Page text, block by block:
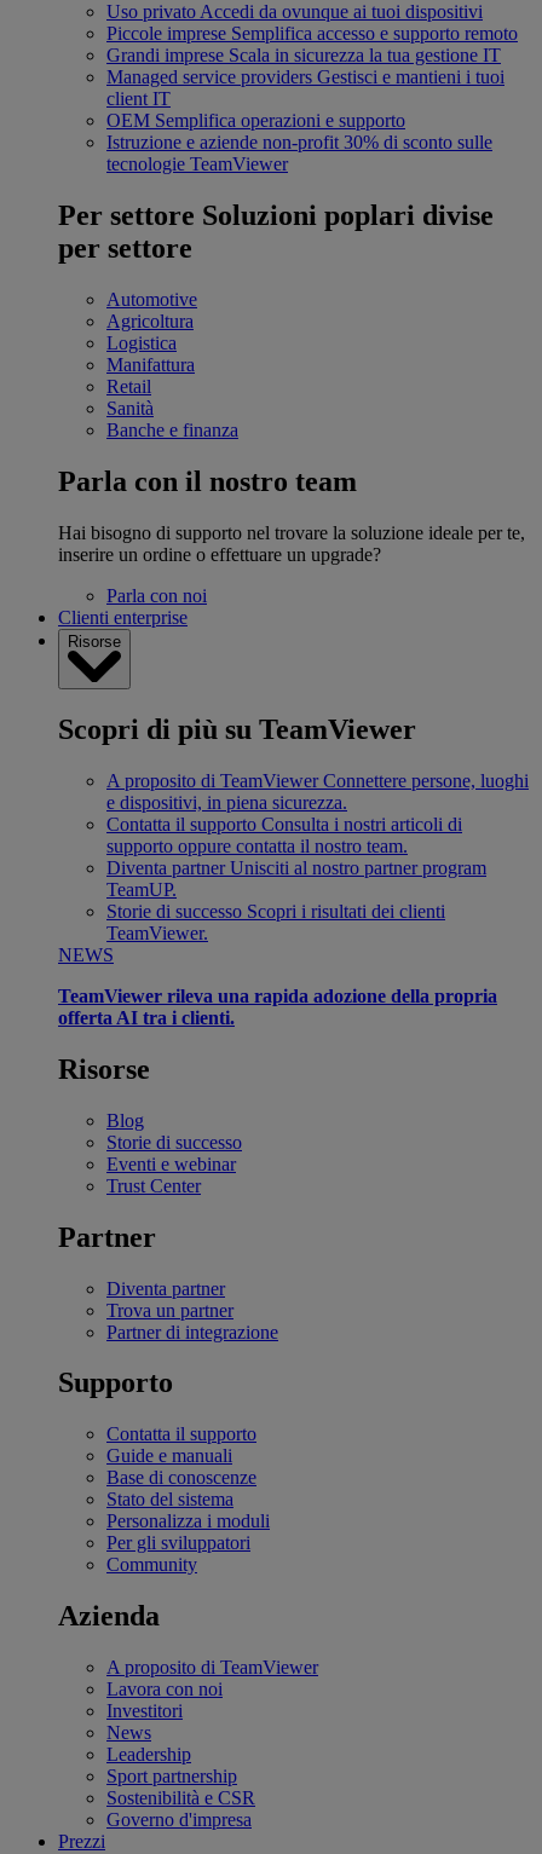
Uso privato Accedi da ovunque ai tuoi dispositivi
Piccole imprese Semplifica accesso e supporto remoto
Grandi imprese Scala in sicurezza la tua gestione IT
Managed service providers Gestisci e mantieni i tuoi
client IT
OEM Semplifica operazioni e supporto
Istruzione e aziende non-profit 30% di sconto sulle
tecnologie TeamViewer
Per settore Soluzioni poplari divise
per settore
Automotive
Agricoltura
Logistica
Manifattura
Retail
Sanità
Banche e finanza
Parla con il nostro team
Hai bisogno di supporto nel trovare la soluzione ideale per te,
inserire un ordine o effettuare un upgrade?
Parla con noi
Clienti enterprise
Risorse
Scopri di più su TeamViewer
A proposito di TeamViewer Connettere persone, luoghi
e dispositivi, in piena sicurezza.
Contatta il supporto Consulta i nostri articoli di
supporto oppure contatta il nostro team.
Diventa partner Unisciti al nostro partner program
TeamUP.
Storie di successo Scopri i risultati dei clienti
TeamViewer.
NEWS
TeamViewer rileva una rapida adozione della propria
offerta AI tra i clienti.
Risorse
Blog
Storie di successo
Eventi e webinar
Trust Center
Partner
Diventa partner
Trova un partner
Partner di integrazione
Supporto
Contatta il supporto
Guide e manuali
Base di conoscenze
Stato del sistema
Personalizza i moduli
Per gli sviluppatori
Community
Azienda
A proposito di TeamViewer
Lavora con noi
Investitori
News
Leadership
Sport partnership
Sostenibilità e CSR
Governo d'impresa
Prezzi